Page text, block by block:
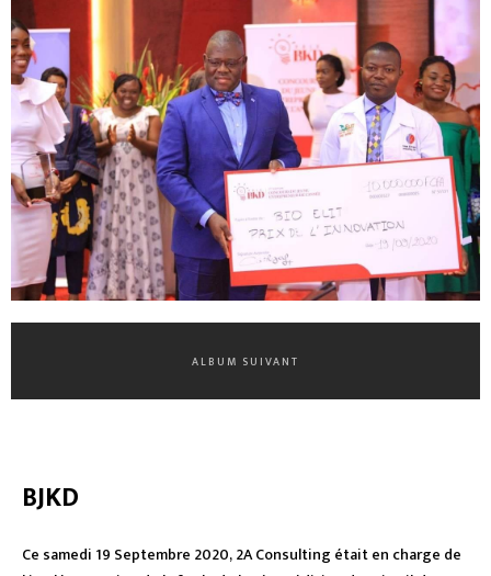
ALBUM SUIVANT
BJKD
Ce samedi 19 Septembre 2020, 2A Consulting était en charge de